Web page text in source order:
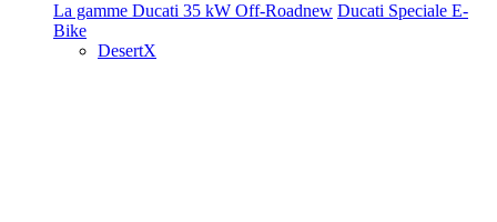
La gamme Ducati 35 kW Off-Roadnew Ducati Speciale E-
Bike
DesertX